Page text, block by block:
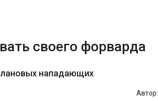
своего форварда
нападающих
Автор: